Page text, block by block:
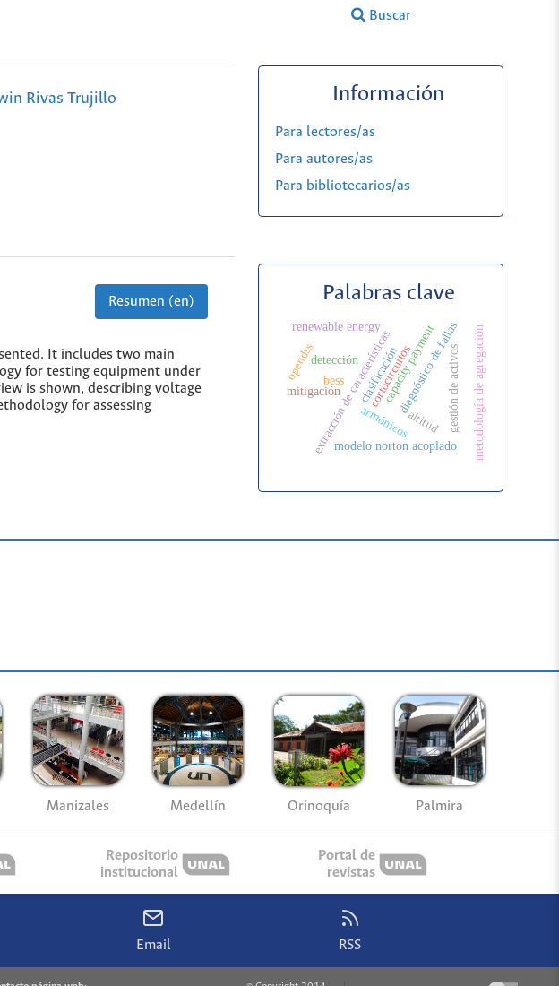
Buscar
Rivas Trujillo
Resumen (en)
It includes two main
for testing equipment under
is shown, describing voltage
for assessing
Información
Para lectores/as
Para autores/as
Para bibliotecarios/as
Palabras clave
extracción de característicasdiagnóstico de fallas
cortocircuitos gestión de activos
armónicos metodología de agregación
modelo norton acoplado
detecciónclasificación
mitigación
opendss bess capacity payment
renewable energy
altitud
Manizales Medellín Orinoquía Palmira
Repositorio
institucional
Portal de
revistas
Email RSS